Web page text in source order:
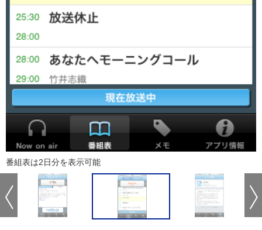
番組表は2日分を表示可能